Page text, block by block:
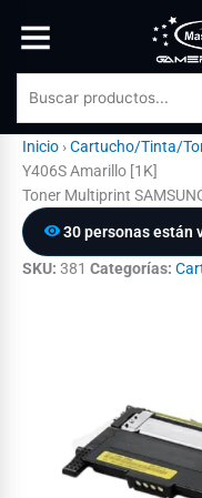
Inicio ›Cartucho/Tinta/
Y406S Amarillo [1K]
Toner Multiprint
30 personas están
SKU: 381 Categorías: